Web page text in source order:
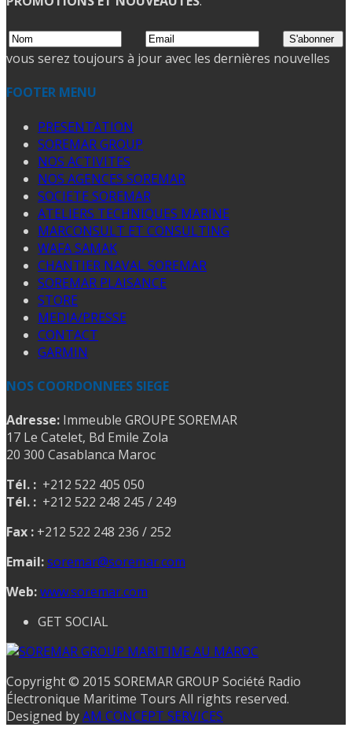
vous serez toujours à jour avec les dernières nouvelles
FOOTER MENU
PRESENTATION
SOREMAR GROUP
NOS ACTIVITES
NOS AGENCES SOREMAR
SOCIETE SOREMAR
ATELIERS TECHNIQUES MARINE
MARCONSULT ET CONSULTING
WAFA SAMAK
CHANTIER NAVAL SOREMAR
SOREMAR PLAISANCE
STORE
MEDIA/PRESSE
CONTACT
GARMIN
NOS COORDONNEES SIEGE
Adresse: Immeuble GROUPE SOREMAR
17 Le Catelet, Bd Emile Zola
20 300 Casablanca Maroc
Tél. : +212 522 405 050
Tél. : +212 522 248 245 / 249
Fax : +212 522 248 236 / 252
Email:soremar@soremar.com
Web:www.soremar.com
GET SOCIAL
Copyright © 2015 SOREMAR GROUP Société Radio
Électronique Maritime Tours All rights reserved.
Designed byAM CONCEPT SERVICES